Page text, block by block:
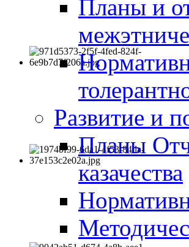
Планы и
Развитие и
Планы
казачества